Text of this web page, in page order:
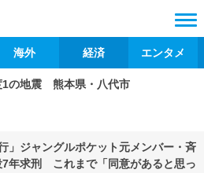
海外 経済 エンタメ
1の地震 熊本県・八代市
」ジャングルポケット元メンバー・斉
7年求刑 これまで「同意があると思っ